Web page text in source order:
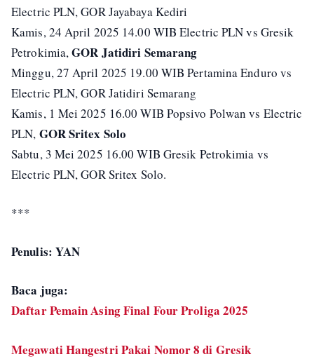
Electric PLN, GOR Jayabaya Kediri
Kamis, 24 April 2025 14.00 WIB Electric PLN vs Gresik
Petrokimia,GOR Jatidiri Semarang
Minggu, 27 April 2025 19.00 WIB Pertamina Enduro vs
Electric PLN, GOR Jatidiri Semarang
Kamis, 1 Mei 2025 16.00 WIB Popsivo Polwan vs Electric
PLN, GOR Sritex Solo
Sabtu, 3 Mei 2025 16.00 WIB Gresik Petrokimia vs
Electric PLN, GOR Sritex Solo.
***
Penulis: YAN
Baca juga:
Daftar Pemain Asing Final Four Proliga 2025
Megawati Hangestri Pakai Nomor 8 di Gresik